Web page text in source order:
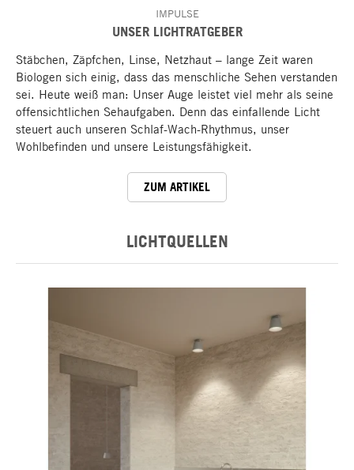
IMPULSE
UNSER LICHTRATGEBER
Stäbchen, Zäpfchen, Linse, Netzhaut – lange Zeit waren
Biologen sich einig, dass das menschliche Sehen verstanden
sei. Heute weiß man: Unser Auge leistet viel mehr als seine
offensichtlichen Sehaufgaben. Denn das einfallende Licht
steuert auch unseren Schlaf-Wach-Rhythmus, unser
Wohlbefinden und unsere Leistungsfähigkeit.
ZUM ARTIKEL
LICHTQUELLEN